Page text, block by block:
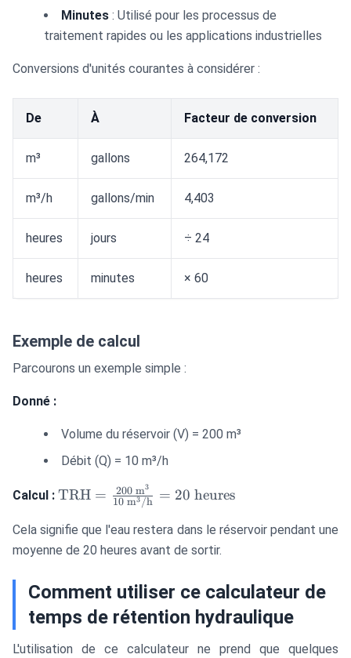
Minutes : Utilisé pour les processus de
traitement rapides ou les applications industrielles
Conversions d'unités courantes à considérer :
De À Facteur de conversion
m³ gallons 264,172
m³/h gallons/min 4,403
heures jours ÷ 24
heures minutes × 60
Exemple de calcul
Parcourons un exemple simple :
Donné :
Volume du réservoir (V) = 200 m³
Débit (Q) = 10 m³/h
Calcul : \text{TRH}
= \frac{200
\text{ m}³}
{10 \text{
³/\text{h}}
= 20 \text{
heures}
TRH = 10 m3 /h
200 m3 = 20 heures
Cela signifie que l'eau restera dans le réservoir pendant une
moyenne de 20 heures avant de sortir.
Comment utiliser ce calculateur de
temps de rétention hydraulique
L'utilisation de ce calculateur ne prend que quelques